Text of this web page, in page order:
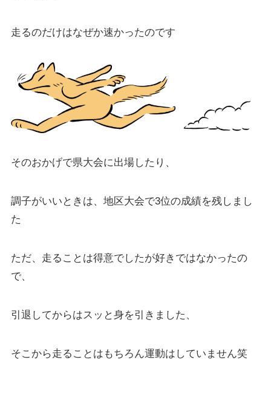
走るのだけはなぜか速かったのです
そのおかげで県大会に出場したり、
調子がいいときは、地区大会で3位の成績を残しまし
た
ただ、走ることは得意でしたが好きではなかったの
で、
引退してからはスッと身を引きました、
そこから走ることはもちろん運動はしていません笑